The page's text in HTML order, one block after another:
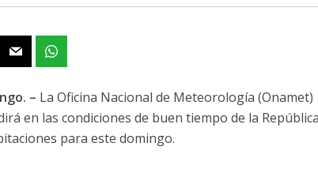
– La Oficina Nacional de Meteorología
en las condiciones de buen tiempo de la
para este domingo.